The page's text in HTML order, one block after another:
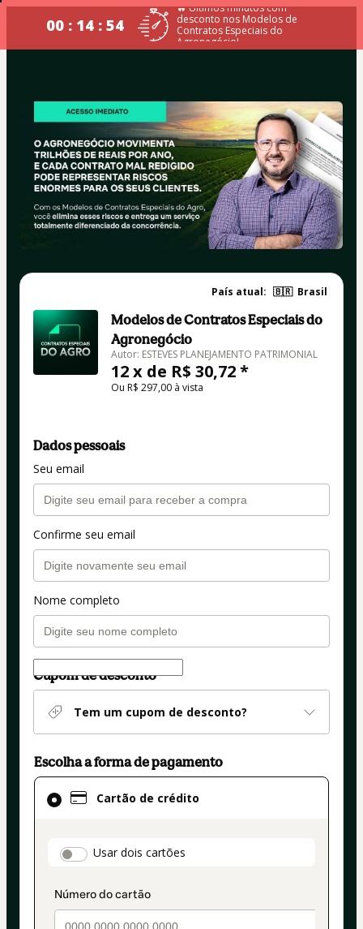
00 : 14 : 54
🔥 Últimos minutos com
desconto nos Modelos de
Contratos Especiais do
Agronegócio!
País atual: 🇧🇷 Brasil
Modelos de Contratos Especiais do
Agronegócio
Autor: ESTEVES PLANEJAMENTO PATRIMONIAL
12 x de R$ 30,72 *
Ou R$ 297,00 à vista
Dados pessoais
Seu email
Confirme seu email
Nome completo
Cupom de desconto
Tem um cupom de desconto?
Escolha a forma de pagamento
Cartão de crédito
payment_data.section_title_v2
Usar dois cartões
Cartão
de
como
pagamento